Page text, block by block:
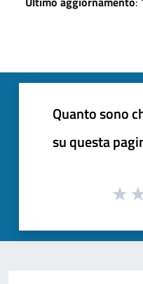
Quanto sono
su questa